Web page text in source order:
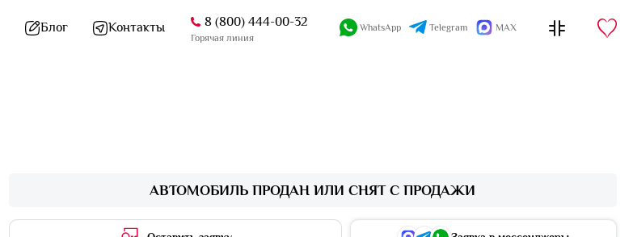
Блог Контакты 8 (800) 444-00-32
Горячая линия
WhatsApp Telegram MAX
АВТОМОБИЛЬ ПРОДАН ИЛИ СНЯТ С ПРОДАЖИ